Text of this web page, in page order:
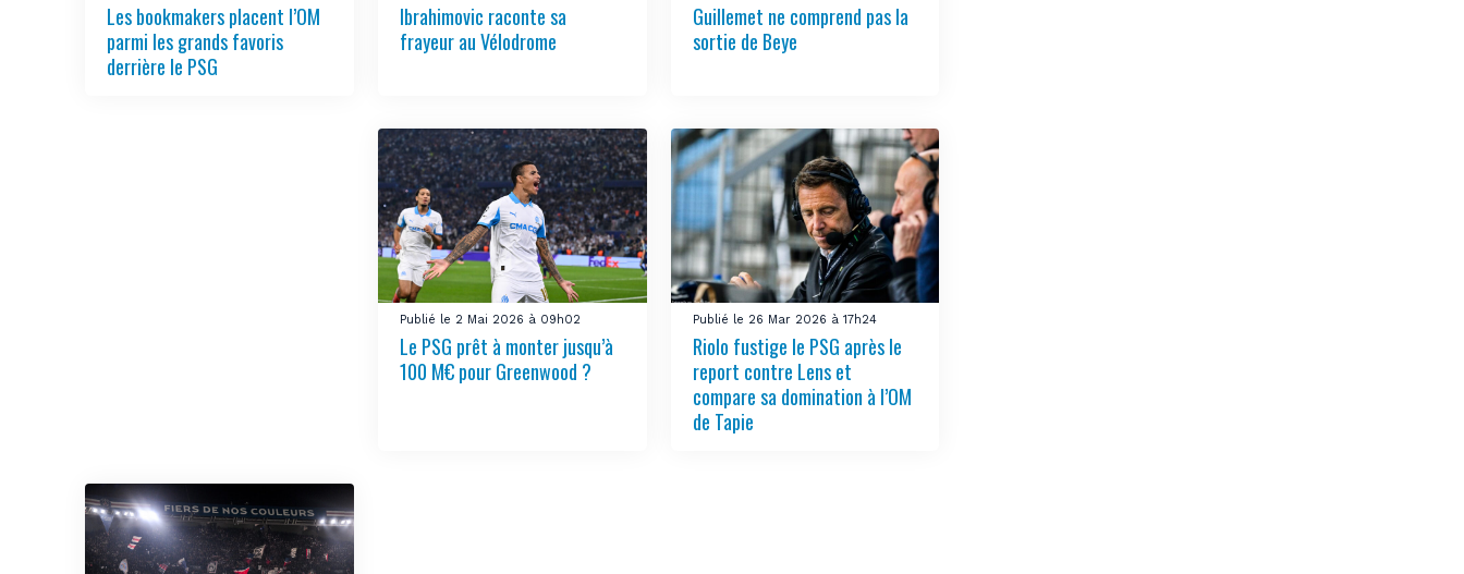
Les bookmakers placent l’OM
parmi les grands favoris
derrière le PSG
Ibrahimovic raconte sa
frayeur au Vélodrome
Guillemet ne comprend pas la
sortie de Beye
Publié le 2 Mai 2026 à 09h02
Le PSG prêt à monter jusqu’à
100 M€ pour Greenwood ?
Publié le 26 Mar 2026 à 17h24
Riolo fustige le PSG après le
report contre Lens et
compare sa domination à l’OM
de Tapie